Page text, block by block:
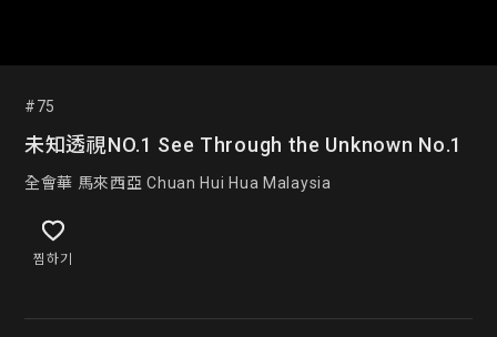
#75
未知透視NO.1 See Through the Unknown No.1
全會華 馬來西亞 Chuan Hui Hua Malaysia
찜하기